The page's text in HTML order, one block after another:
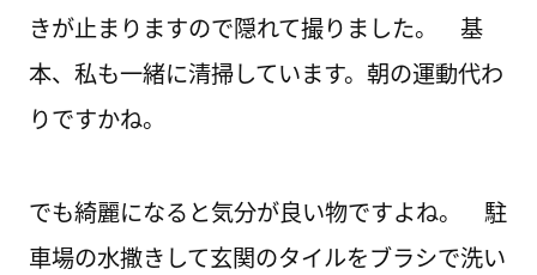
きが止まりますので隠れて撮りました。 基
本、私も一緒に清掃しています。朝の運動代わ
りですかね。
でも綺麗になると気分が良い物ですよね。 駐
車場の水撒きして玄関のタイルをブラシで洗い